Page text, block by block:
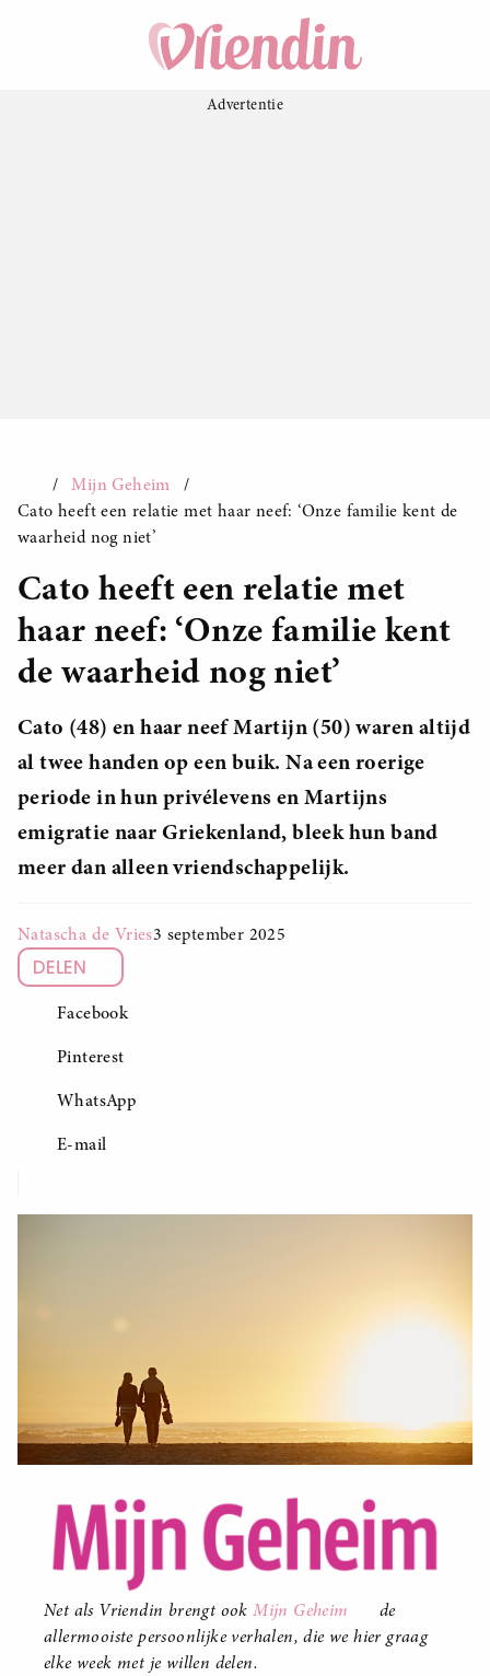
Mijn Geheim
Cato heeft een relatie met haar neef: ‘Onze familie kent de
waarheid nog niet’
Cato heeft een relatie met
haar neef: ‘Onze familie kent
de waarheid nog niet’
Cato (48) en haar neef Martijn (50) waren altijd
al twee handen op een buik. Na een roerige
periode in hun privélevens en Martijns
emigratie naar Griekenland, bleek hun band
meer dan alleen vriendschappelijk.
Natascha de Vries3 september 2025
DELEN
Facebook
Pinterest
WhatsApp
E-mail
Net als Vriendin brengt ookMijn Geheim
de
allermooiste persoonlijke verhalen, die we hier graag
elke week met je willen delen.